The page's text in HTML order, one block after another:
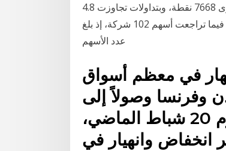
السعودية اليوم عند الاغلاق بنحو 50 نقطة أو 0.65% ليغلق عند مستوى 7668 نقطة، وبتداولات تجاوزت 4.8
مليار ريال. وشهدت تداولات اليوم ارتفاع أسهم 56 شركة في قيمتها، فيما تراجعت أسهم 102 شركة، إذ بلغ
عدد الأسهم
في معظم أسواق
وفرنسا وصولاً إلى
مومباي وجوهانسبرغ الذي بدأ منذ يوم 20 شباط الماضي،
انخفاض وانهيار في